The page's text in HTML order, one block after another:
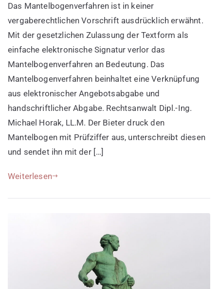
von
Mantelbogenverfahren
Das Mantelbogenverfahren ist in keiner
vergaberechtlichen Vorschrift ausdrücklich erwähnt.
Mit der gesetzlichen Zulassung der Textform als
einfache elektronische Signatur verlor das
Mantelbogenverfahren an Bedeutung. Das
Mantelbogenverfahren beinhaltet eine Verknüpfung
aus elektronischer Angebotsabgabe und
handschriftlicher Abgabe. Rechtsanwalt Dipl.-Ing.
Michael Horak, LL.M. Der Bieter druck den
Mantelbogen mit Prüfziffer aus, unterschreibt diesen
und sendet ihn mit der […]
Weiterlesen